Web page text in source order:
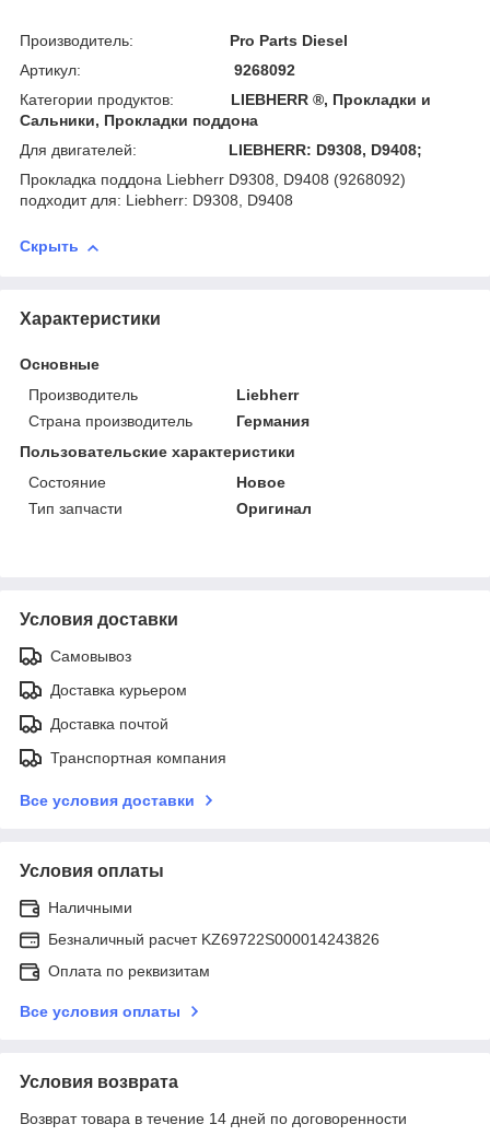
Производитель:
Pro Parts Diesel
Артикул:
9268092
Категории продуктов:
LIEBHERR ®, Прокладки и
Сальники, Прокладки поддона
Для двигателей:
LIEBHERR: D9308, D9408;
Прокладка поддона Liebherr D9308, D9408 (9268092)
подходит для: Liebherr: D9308, D9408
Скрыть
Характеристики
Основные
Производитель
Liebherr
Страна производитель
Германия
Пользовательские характеристики
Состояние
Новое
Тип запчасти
Оригинал
Условия доставки
Самовывоз
Доставка курьером
Доставка почтой
Транспортная компания
Все условия доставки
Условия оплаты
Наличными
Безналичный расчет KZ69722S000014243826
Оплата по реквизитам
Все условия оплаты
Условия возврата
Возврат товара в течение 14 дней по договоренности